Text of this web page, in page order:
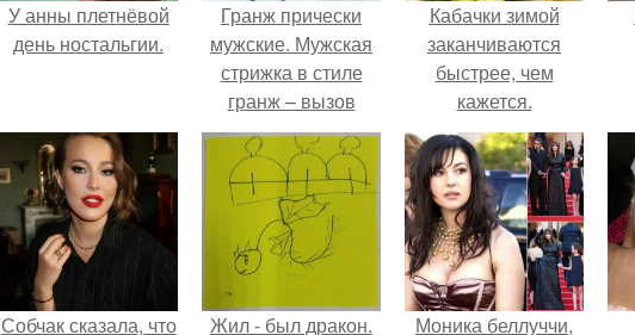
У анны плетнёвой
день ностальгии.
Гранж прически
мужские. Мужская
стрижка в стиле
гранж – вызов
стандарту
Кабачки зимой
заканчиваются
быстрее, чем
кажется.
Собчак сказала, что
Жил - был дракон.
Моника беллуччи,